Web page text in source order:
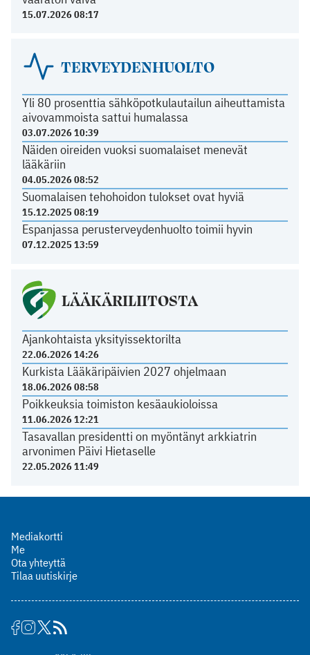
15.07.2026 08:17
TERVEYDENHUOLTO
Yli 80 prosenttia sähköpotkulautailun aiheuttamista
aivovammoista sattui humalassa
03.07.2026 10:39
Näiden oireiden vuoksi suomalaiset menevät
lääkäriin
04.05.2026 08:52
Suomalaisen tehohoidon tulokset ovat hyviä
15.12.2025 08:19
Espanjassa perusterveydenhuolto toimii hyvin
07.12.2025 13:59
LÄÄKÄRILIITOSTA
Ajankohtaista yksityissektorilta
22.06.2026 14:26
Kurkista Lääkäripäivien 2027 ohjelmaan
18.06.2026 08:58
Poikkeuksia toimiston kesäaukioloissa
11.06.2026 12:21
Tasavallan presidentti on myöntänyt arkkiatrin
arvonimen Päivi Hietaselle
22.05.2026 11:49
Mediakortti
Me
Ota yhteyttä
Tilaa uutiskirje